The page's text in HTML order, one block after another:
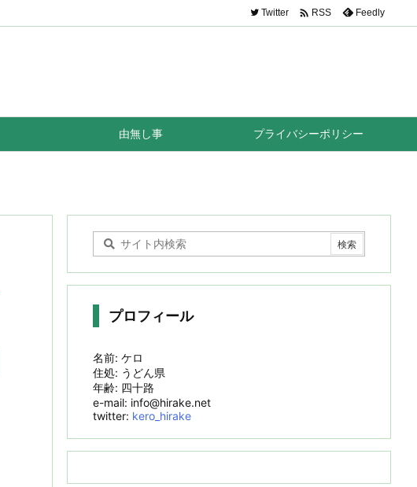
由無し事 プライバシーポリシー
Twitter  RSS Feedly
プロフィール
名前: ケロ
住処: うどん県
年齢: 四十路
e-mail: info@hirake.net
twitter: kero_hirake